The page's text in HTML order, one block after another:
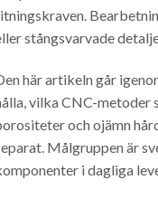
stångsvarvade
här artikeln går
vilka CNC-metoder
och ojämn
Målgruppen är
i dagliga